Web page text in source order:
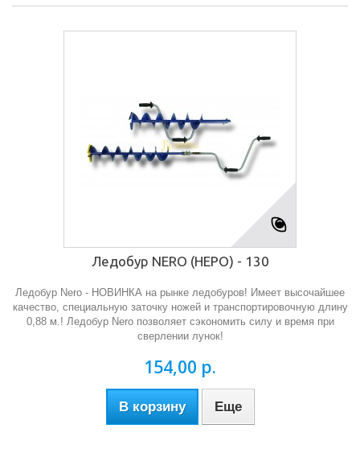
Ледобур NERO (НЕРО) - 130
Ледобур Nero - НОВИНКА на рынке ледобуров! Имеет высочайшее
качество, специальную заточку ножей и транспортировочную длину
0,88 м.! Ледобур Nero позволяет сэкономить силу и время при
сверлении лунок!
154,00 р.
В корзину Еще